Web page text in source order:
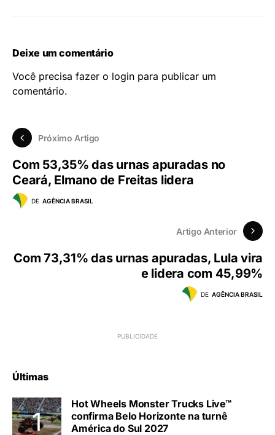
Deixe um comentário
Você precisa fazer o login para publicar um
comentário.
Próximo Artigo
Com 53,35% das urnas apuradas no
Ceará, Elmano de Freitas lidera
DE AGÊNCIA BRASIL
Artigo Anterior
Com 73,31% das urnas apuradas, Lula vira
e lidera com 45,99%
DE AGÊNCIA BRASIL
Últimas
Hot Wheels Monster Trucks Live™
confirma Belo Horizonte na turnê
América do Sul 2027